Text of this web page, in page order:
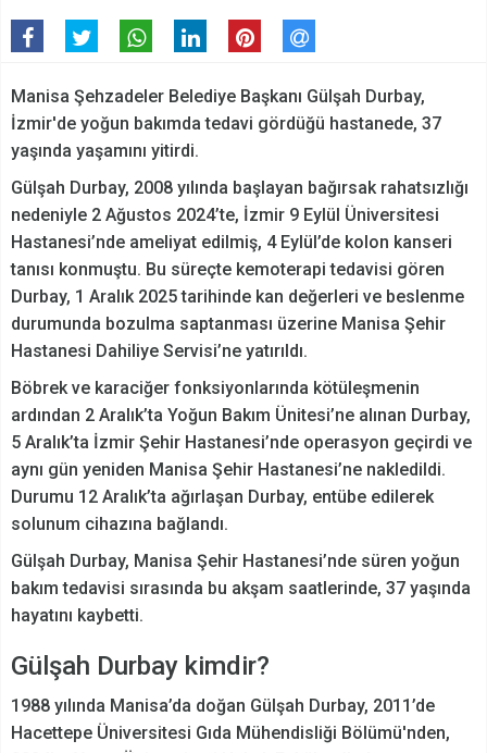
Manisa Şehzadeler Belediye Başkanı Gülşah Durbay,
İzmir'de yoğun bakımda tedavi gördüğü hastanede, 37
yaşında yaşamını yitirdi.
Gülşah Durbay, 2008 yılında başlayan bağırsak rahatsızlığı
nedeniyle 2 Ağustos 2024’te, İzmir 9 Eylül Üniversitesi
Hastanesi’nde ameliyat edilmiş, 4 Eylül’de kolon kanseri
tanısı konmuştu. Bu süreçte kemoterapi tedavisi gören
Durbay, 1 Aralık 2025 tarihinde kan değerleri ve beslenme
durumunda bozulma saptanması üzerine Manisa Şehir
Hastanesi Dahiliye Servisi’ne yatırıldı.
Böbrek ve karaciğer fonksiyonlarında kötüleşmenin
ardından 2 Aralık’ta Yoğun Bakım Ünitesi’ne alınan Durbay,
5 Aralık’ta İzmir Şehir Hastanesi’nde operasyon geçirdi ve
aynı gün yeniden Manisa Şehir Hastanesi’ne nakledildi.
Durumu 12 Aralık’ta ağırlaşan Durbay, entübe edilerek
solunum cihazına bağlandı.
Gülşah Durbay, Manisa Şehir Hastanesi’nde süren yoğun
bakım tedavisi sırasında bu akşam saatlerinde, 37 yaşında
hayatını kaybetti.
Gülşah Durbay kimdir?
1988 yılında Manisa’da doğan Gülşah Durbay, 2011’de
Hacettepe Üniversitesi Gıda Mühendisliği Bölümü'nden,